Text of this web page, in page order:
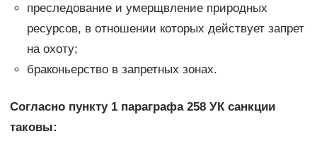
преследование и умерщвление природных
ресурсов, в отношении которых действует запрет
на охоту;
браконьерство в запретных зонах.
Согласно пункту 1 параграфа 258 УК санкции
таковы: